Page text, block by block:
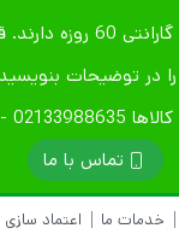
تمامی محصولات
در توضیحات
09125079825
تماس با ما
خدمات ما اعتماد سازی